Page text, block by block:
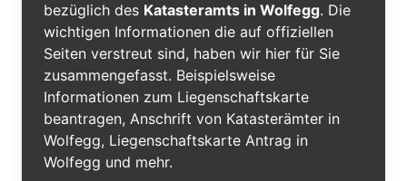
bezüglich des Katasteramts in Wolfegg. Die
wichtigen Informationen die auf offiziellen
Seiten verstreut sind, haben wir hier für Sie
zusammengefasst. Beispielsweise
Informationen zum Liegenschaftskarte
beantragen, Anschrift von Katasterämter in
Wolfegg, Liegenschaftskarte Antrag in
Wolfegg und mehr.